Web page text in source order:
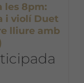
les 8pm:
i violí Duet
lliure amb